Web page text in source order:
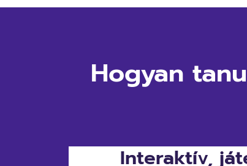
Hogyan
Interaktív,